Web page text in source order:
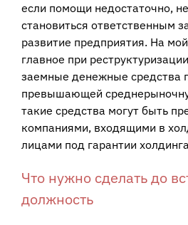
если помощи недостаточно,
становиться ответственным
развитие предприятия. На
главное при
заемные денежные средства
превышающей
такие средства могут быть
компаниями, входящими в
лицами под гарантии
Что нужно сделать до
должность